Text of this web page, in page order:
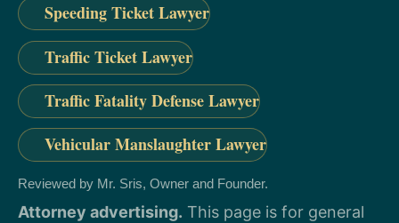
Speeding Ticket Lawyer
Traffic Ticket Lawyer
Traffic Fatality Defense Lawyer
Vehicular Manslaughter Lawyer
Reviewed by Mr. Sris, Owner and Founder.
Attorney advertising. This page is for general